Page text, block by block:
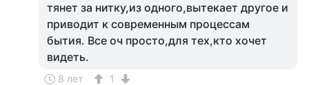
тянет за нитку,из одного,вытекает другое и
приводит к современным процессам
бытия. Все оч просто,для тех,кто хочет
видеть.
8 лет
1